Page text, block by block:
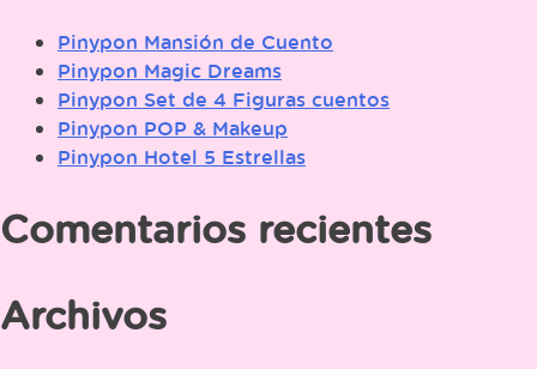
Pinypon Mansión de Cuento
Pinypon Magic Dreams
Pinypon Set de 4 Figuras cuentos
Pinypon POP & Makeup
Pinypon Hotel 5 Estrellas
Comentarios recientes
Archivos